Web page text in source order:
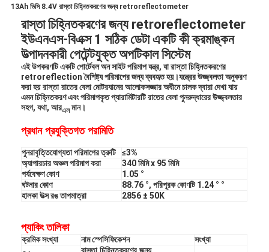
13Ah ডিসি 8.4V রাস্তা চিহ্নিতকরণের জন্য retroreflectometer
রাস্তা চিহ্নিতকরণের জন্য retroreflectometer
ইউএনএস-বিএক্স 1 সঠিক ডেটা একটি কী ক্রমাঙ্কন
উত্পাদনকারী পেটেন্টযুক্ত অপটিকাল সিস্টেম
এই উপকরণটি একটি পোর্টেবল অন সাইট পরিমাপ যন্ত্র, যা রাস্তা চিহ্নিতকরণের
retroreflection বৈশিষ্ট্য পরিমাপের জন্য ব্যবহৃত হয়।যন্ত্রের উজ্জ্বলতা অনুকরণ
করা হয়রাস্তারাতের বেলা মোটরযানের আলোকসজ্জার অধীনে চালক দ্বারা দেখা যায়
এমন চিহ্নিতকরণ এবং পরিমাপকৃত প্যারামিটারটি রাতের বেলা পুনরুদ্ধারের উজ্জ্বলতার
সহগ, যথা, আরএলমান।
প্রধান প্রযুক্তিগত পরামিতি
পুনরাবৃত্তিযোগ্যতা পরিমাপের ত্রুটি
≤3%
অ্যাপারচার অঞ্চল পরিমাপ করা
340 মিমি x 95 মিমি
পর্যবেক্ষণ কোণ
1.05 °
ঘটনার কোণ
88.76 °, পরিপূরক কোণটি 1.24 ° °
হালকা উত্স রঙ তাপমাত্রা
2856 ± 50K
প্যাকিং তালিকা
ক্রমিক সংখ্যা নাম স্পেসিফিকেশন
সংখ্যা
রাস্তা চিহ্নিতকরণের জন্য